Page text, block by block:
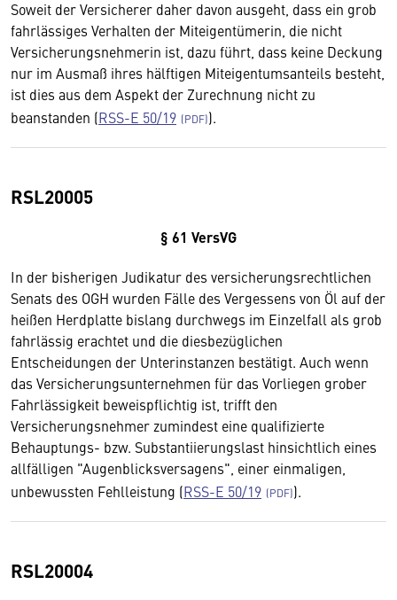
Soweit der Versicherer daher davon ausgeht, dass ein grob
fahrlässiges Verhalten der Miteigentümerin, die nicht
Versicherungsnehmerin ist, dazu führt, dass keine Deckung
nur im Ausmaß ihres hälftigen Miteigentumsanteils besteht,
ist dies aus dem Aspekt der Zurechnung nicht zu
beanstanden (RSS-E 50/19 ).
RSL20005
§ 61 VersVG
In der bisherigen Judikatur des versicherungsrechtlichen
Senats des OGH wurden Fälle des Vergessens von Öl auf der
heißen Herdplatte bislang durchwegs im Einzelfall als grob
fahrlässig erachtet und die diesbezüglichen
Entscheidungen der Unterinstanzen bestätigt. Auch wenn
das Versicherungsunternehmen für das Vorliegen grober
Fahrlässigkeit beweispflichtig ist, trifft den
Versicherungsnehmer zumindest eine qualifizierte
Behauptungs- bzw. Substantiierungslast hinsichtlich eines
allfälligen "Augenblicksversagens", einer einmaligen,
unbewussten Fehlleistung (RSS-E 50/19 ).
RSL20004